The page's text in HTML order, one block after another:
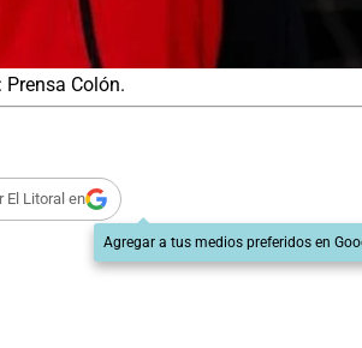
Colón.
El Litoral en
Agregar a tus medios preferidos en